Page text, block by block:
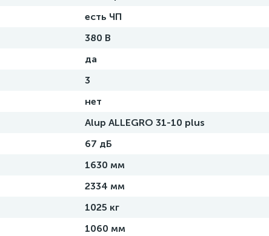
есть ЧП
380 В
да
3
нет
Alup ALLEGRO 31-10 plus
67 дБ
1630 мм
2334 мм
1025 кг
1060 мм